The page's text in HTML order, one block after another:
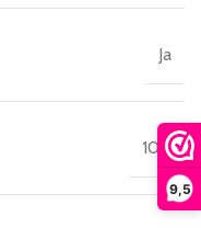
9,5
Ja
100